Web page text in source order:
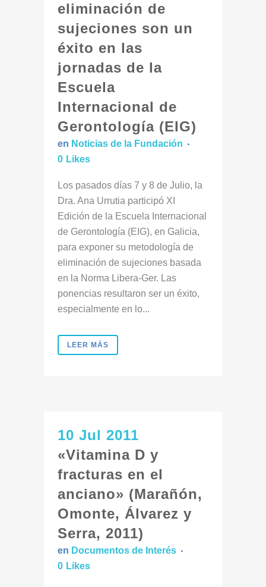
eliminación de
sujeciones son un
éxito en las
jornadas de la
Escuela
Internacional de
Gerontología (EIG)
en Noticias de la Fundación
0 Likes
Los pasados días 7 y 8 de Julio, la
Dra. Ana Urrutia participó XI
Edición de la Escuela Internacional
de Gerontología (EIG), en Galicia,
para exponer su metodología de
eliminación de sujeciones basada
en la Norma Libera-Ger. Las
ponencias resultaron ser un éxito,
especialmente en lo...
LEER MÁS
10 Jul 2011
«Vitamina D y
fracturas en el
anciano» (Marañón,
Omonte, Álvarez y
Serra, 2011)
en Documentos de Interés
0 Likes